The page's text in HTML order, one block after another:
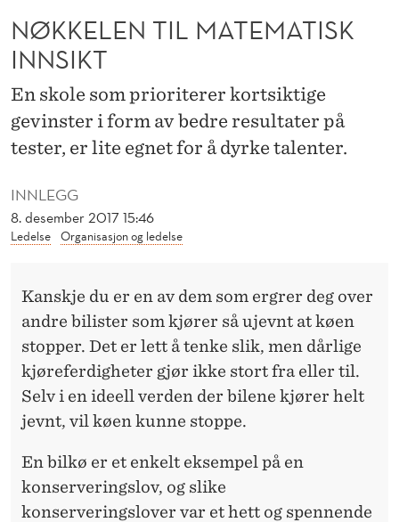
L
M
A
T
M
A
INNLEGG
8. desember 2017 15:46
Ledelse Organisasjon og ledelse
NØKKELEN TIL MATEMATISK
INNSIKT
En skole som prioriterer kortsiktige
gevinster i form av bedre resultater på
tester, er lite egnet for å dyrke talenter.
Kanskje du er en av dem som ergrer deg over
andre bilister som kjører så ujevnt at køen
stopper. Det er lett å tenke slik, men dårlige
kjøreferdigheter gjør ikke stort fra eller til.
Selv i en ideell verden der bilene kjører helt
jevnt, vil køen kunne stoppe.
En bilkø er et enkelt eksempel på en
konserveringslov, og slike
konserveringslover var et hett og spennende